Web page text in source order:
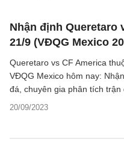
Nhận định Queretaro
21/9 (VĐQG Mexico
20/09/2023
Queretaro vs CF America
VĐQG Mexico hôm nay:
đá, chuyên gia phân tích trận
đoán kết quả chi tiết, thống kê